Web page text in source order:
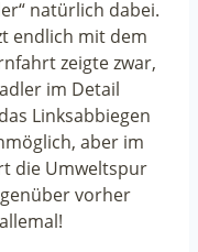
natürlich dabei.
endlich mit dem
zeigte zwar,
im Detail
Linksabbiegen
aber im
die Umweltspur
vorher